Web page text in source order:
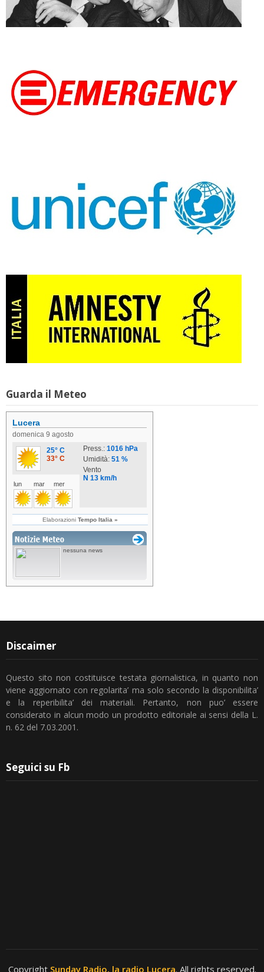
Guarda il Meteo
Discaimer
Questo sito non costituisce testata giornalistica, in quanto non
viene aggiornato con regolarita’ ma solo secondo la disponibilita’
e la reperibilita’ dei materiali. Pertanto, non puo’ essere
considerato in alcun modo un prodotto editoriale ai sensi della L.
n. 62 del 7.03.2001.
Seguici su Fb
Copyright Sunday Radio, la radio Lucera. All rights reserved.